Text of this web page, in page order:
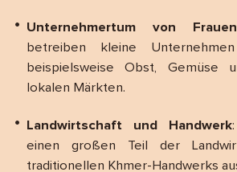
Unternehmertum von Frauen
betreiben kleine
beispielsweise Obst, Gemüse
lokalen Märkten.
Landwirtschaft und Handwerk
einen großen Teil der
traditionellen Khmer-Handwerks